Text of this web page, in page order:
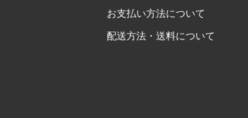
お支払い方法について
配送方法・送料について